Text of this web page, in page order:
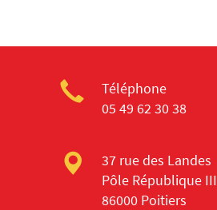
Téléphone
05 49 62 30 38
37 rue des Landes
Pôle République III
86000 Poitiers